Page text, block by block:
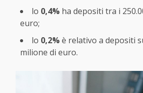
lo 0,4% ha depositi tra i
euro;
lo 0,2%è relativo a depositi
milione di euro.